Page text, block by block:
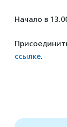
Начало в
ссылке.